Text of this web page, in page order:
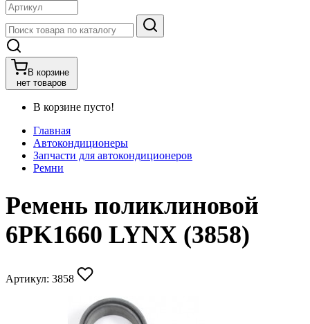
В корзине
нет товаров
В корзине пусто!
Главная
Автокондиционеры
Запчасти для автокондиционеров
Ремни
Ремень поликлиновой
6PK1660 LYNX (3858)
Артикул: 3858